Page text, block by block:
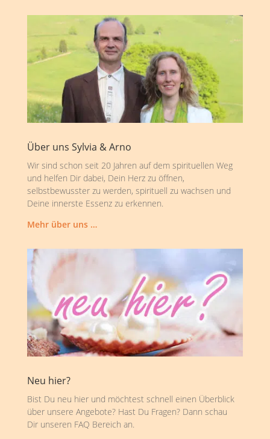
Über uns Sylvia & Arno
Wir sind schon seit 20 Jahren auf dem spirituellen Weg
und helfen Dir dabei, Dein Herz zu öffnen,
selbstbewusster zu werden, spirituell zu wachsen und
Deine innerste Essenz zu erkennen.
Mehr über uns …
Neu hier?
Bist Du neu hier und möchtest schnell einen Überblick
über unsere Angebote? Hast Du Fragen? Dann schau
Dir unseren FAQ Bereich an.